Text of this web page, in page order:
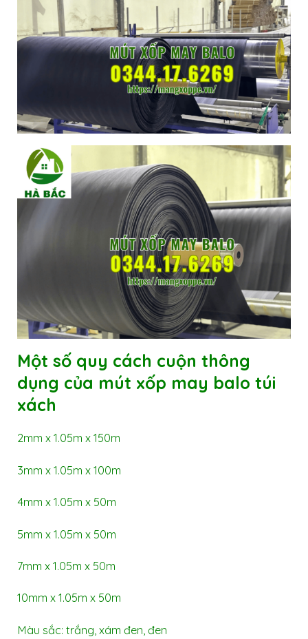
Một số quy cách cuộn thông
dụng của mút xốp may balo túi
xách
2mm x 1.05m x 150m
3mm x 1.05m x 100m
4mm x 1.05m x 50m
5mm x 1.05m x 50m
7mm x 1.05m x 50m
10mm x 1.05m x 50m
Màu sắc: trắng, xám đen, đen